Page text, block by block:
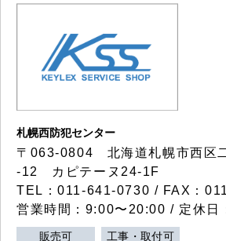
札幌西防犯センター
〒063-0804 北海道札幌市西区
-12 カピテーヌ24-1F
TEL：011-641-0730 / FAX：
営業時間：9:00〜20:00 / 定休日
販売可 工事・取付可